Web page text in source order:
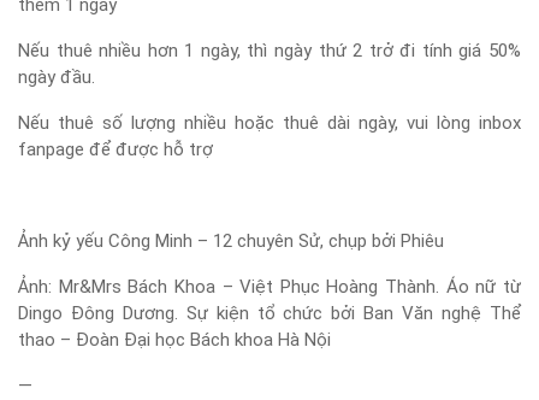
thêm 1 ngày
Nếu thuê nhiều hơn 1 ngày, thì ngày thứ 2 trở đi tính giá 50%
ngày đầu.
Nếu thuê số lượng nhiều hoặc thuê dài ngày, vui lòng inbox
fanpage để được hỗ trợ
Ảnh kỷ yếu Công Minh – 12 chuyên Sử, chụp bởi Phiêu
Ảnh: Mr&Mrs Bách Khoa – Việt Phục Hoàng Thành. Áo nữ từ
Dingo Đông Dương. Sự kiện tổ chức bởi Ban Văn nghệ Thể
thao – Đoàn Đại học Bách khoa Hà Nội
—